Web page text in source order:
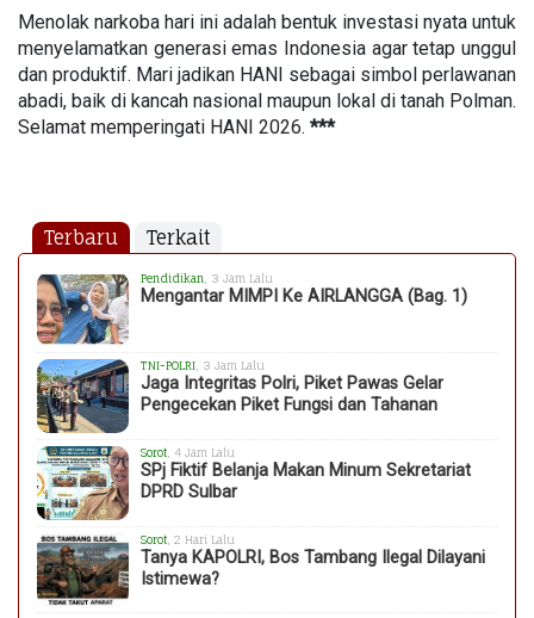
Menolak narkoba hari ini adalah bentuk investasi nyata untuk
menyelamatkan generasi emas Indonesia agar tetap unggul
dan produktif. Mari jadikan HANI sebagai simbol perlawanan
abadi, baik di kancah nasional maupun lokal di tanah Polman.
Selamat memperingati HANI 2026. ***
Terbaru Terkait
Pendidikan, 3 Jam Lalu
Mengantar MIMPI Ke AIRLANGGA (Bag. 1)
TNI-POLRI , 3 Jam Lalu
Jaga Integritas Polri, Piket Pawas Gelar
Pengecekan Piket Fungsi dan Tahanan
Sorot , 4 Jam Lalu
SPj Fiktif Belanja Makan Minum Sekretariat
DPRD Sulbar
Sorot , 2 Hari Lalu
Tanya KAPOLRI, Bos Tambang Ilegal Dilayani
Istimewa?